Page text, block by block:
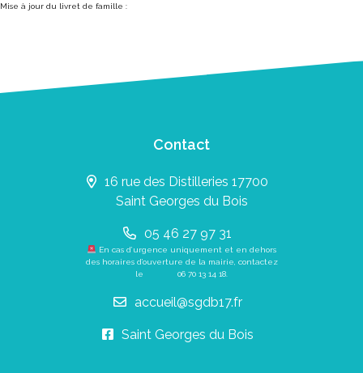
Mise à jour du livret de famille :
Contact
16 rue des Distilleries 17700
Saint Georges du Bois
05 46 27 97 31
En cas d’urgence uniquement et en dehors
des horaires d’ouverture de la mairie, contactez
le 06 70 13 14 18
accueil@sgdb17.fr
Saint Georges du Bois